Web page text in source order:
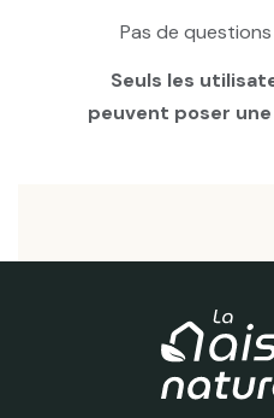
Pas de
Seuls les
peuvent poser